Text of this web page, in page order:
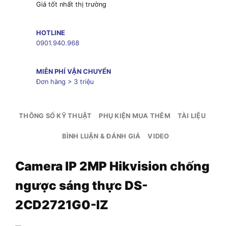
Giá tốt nhất thị trường
HOTLINE
0901.940.968
MIỄN PHÍ VẬN CHUYỂN
Đơn hàng > 3 triệu
THÔNG SỐ KỸ THUẬT PHỤ KIỆN MUA THÊM TÀI LIỆU
BÌNH LUẬN & ĐÁNH GIÁ VIDEO
Camera IP 2MP Hikvision chống
ngược sáng thực DS-
2CD2721G0-IZ